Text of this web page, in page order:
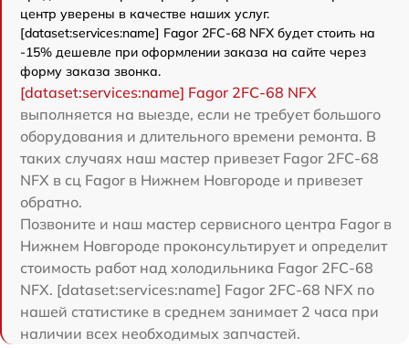
центр уверены в качестве наших услуг.
[dataset:services:name] Fagor 2FC-68 NFX будет стоить на
-15% дешевле при оформлении заказа на сайте через
форму заказа звонка.
[dataset:services:name] Fagor 2FC-68 NFX
выполняется на выезде, если не требует большого
оборудования и длительного времени ремонта. В
таких случаях наш мастер привезет Fagor 2FC-68
NFX в сц Fagor в Нижнем Новгороде и привезет
обратно.
Позвоните и наш мастер сервисного центра Fagor в
Нижнем Новгороде проконсультирует и определит
стоимость работ над холодильника Fagor 2FC-68
NFX. [dataset:services:name] Fagor 2FC-68 NFX по
нашей статистике в среднем занимает 2 часа при
наличии всех необходимых запчастей.